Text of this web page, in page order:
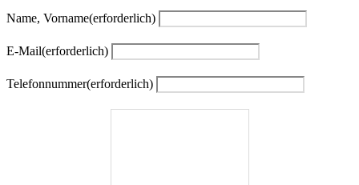
Name, Vorname(erforderlich)
E-Mail(erforderlich)
Telefonnummer(erforderlich)